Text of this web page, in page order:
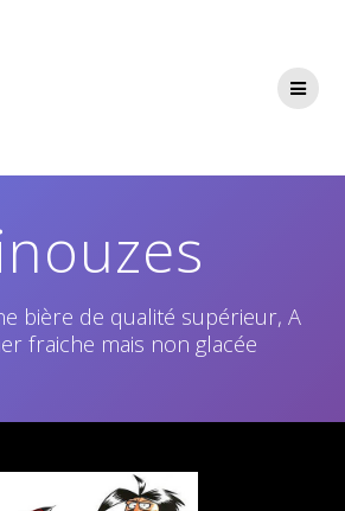
bière de qualité supérieur, A
fraiche mais non glacée